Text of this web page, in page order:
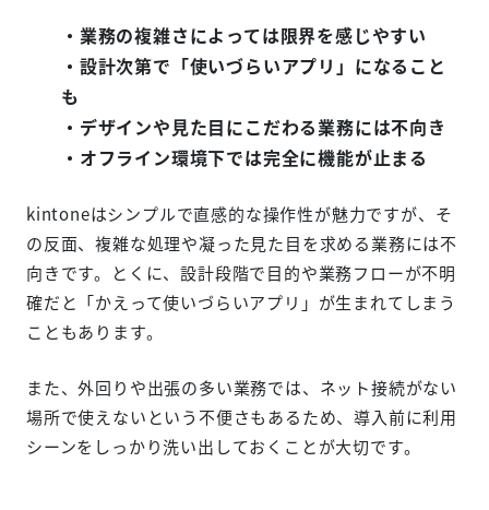
・業務の複雑さによっては限界を感じやすい
・設計次第で「使いづらいアプリ」になること
も
・デザインや見た目にこだわる業務には不向き
・オフライン環境下では完全に機能が止まる
kintoneはシンプルで直感的な操作性が魅力ですが、そ
の反面、複雑な処理や凝った見た目を求める業務には不
向きです。とくに、設計段階で目的や業務フローが不明
確だと「かえって使いづらいアプリ」が生まれてしまう
こともあります。
また、外回りや出張の多い業務では、ネット接続がない
場所で使えないという不便さもあるため、導入前に利用
シーンをしっかり洗い出しておくことが大切です。